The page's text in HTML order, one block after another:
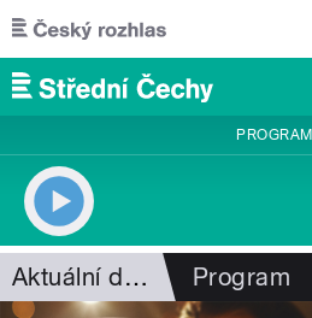
Přejít k hlavnímu obsahu
PROGRAM
Aktuální dění Program